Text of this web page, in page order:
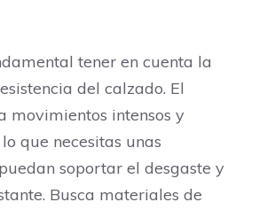
tener en cuenta la
del calzado. El
movimientos intensos y
que necesitas unas
soportar el desgaste y
Busca materiales de